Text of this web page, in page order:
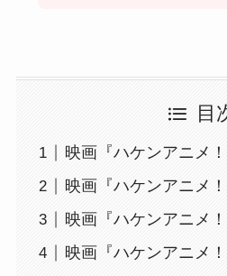
目
映画『ハケンアニメ
映画『ハケンアニメ
映画『ハケンアニメ
映画『ハケンアニメ